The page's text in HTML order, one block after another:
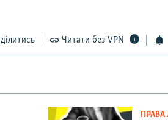
Читати без VPN